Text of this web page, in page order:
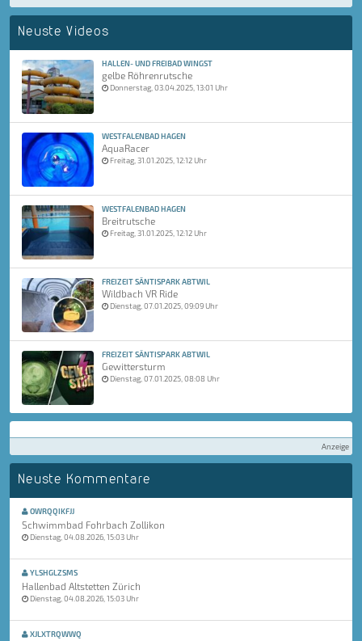
Neuste Videos
HALLEN- UND FREIBAD WINGST
gelbe Röhrenrutsche
Donnerstag, 03.04.2025, 13:01 Uhr
WESTFALENBAD HAGEN
AquaRacer
Freitag, 31.01.2025, 12:12 Uhr
WESTFALENBAD HAGEN
Breitrutsche
Freitag, 31.01.2025, 12:12 Uhr
FREIZEIT SÄNTISPARK ABTWIL
Wildbach VR Ride
Dienstag, 07.01.2025, 09:09 Uhr
FREIZEIT SÄNTISPARK ABTWIL
Gewittersturm
Dienstag, 07.01.2025, 08:08 Uhr
Anzeige
Neuste Kommentare
OWRQQIKFJJ
Schwimmbad Fohrbach Zollikon
Dienstag, 04.08.2026, 15:03 Uhr
YLSHGLZSMS
Hallenbad Altstetten Zürich
Dienstag, 04.08.2026, 15:03 Uhr
XJLXTRQWWQ